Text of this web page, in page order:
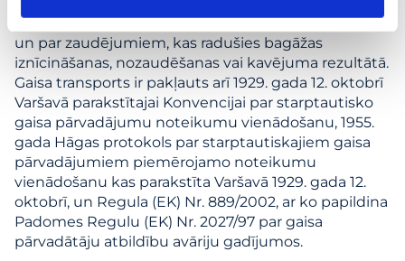
radušies pasažieru pārvadājuma kavējuma rezultātā,
un par zaudējumiem, kas radušies bagāžas
iznīcināšanas, nozaudēšanas vai kavējuma rezultātā.
Gaisa transports ir pakļauts arī 1929. gada 12. oktobrī
Varšavā parakstītajai Konvencijai par starptautisko
gaisa pārvadājumu noteikumu vienādošanu, 1955.
gada Hāgas protokols par starptautiskajiem gaisa
pārvadājumiem piemērojamo noteikumu
vienādošanu kas parakstīta Varšavā 1929. gada 12.
oktobrī, un Regula (EK) Nr. 889/2002, ar ko papildina
Padomes Regulu (EK) Nr. 2027/97 par gaisa
pārvadātāju atbildību avāriju gadījumos.